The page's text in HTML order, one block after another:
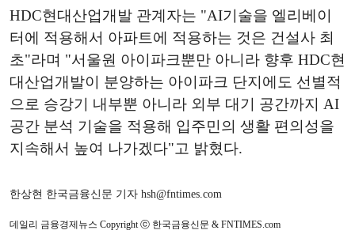
HDC현대산업개발 관계자는 "AI기술을 엘리베이
터에 적용해서 아파트에 적용하는 것은 건설사 최
초"라며 "서울원 아이파크뿐만 아니라 향후 HDC현
대산업개발이 분양하는 아이파크 단지에도 선별적
으로 승강기 내부뿐 아니라 외부 대기 공간까지 AI
공간 분석 기술을 적용해 입주민의 생활 편의성을
지속해서 높여 나가겠다"고 밝혔다.
한상현 한국금융신문 기자 hsh@fntimes.com
데일리 금융경제뉴스 Copyright ⓒ 한국금융신문 & FNTIMES.com